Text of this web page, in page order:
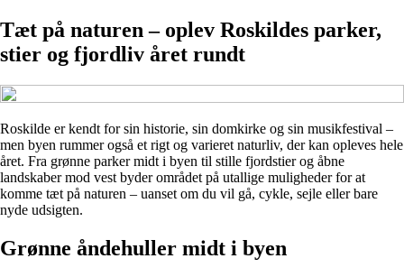
Tæt på naturen – oplev Roskildes parker,
stier og fjordliv året rundt
Roskilde er kendt for sin historie, sin domkirke og sin musikfestival –
men byen rummer også et rigt og varieret naturliv, der kan opleves hele
året. Fra grønne parker midt i byen til stille fjordstier og åbne
landskaber mod vest byder området på utallige muligheder for at
komme tæt på naturen – uanset om du vil gå, cykle, sejle eller bare
nyde udsigten.
Grønne åndehuller midt i byen